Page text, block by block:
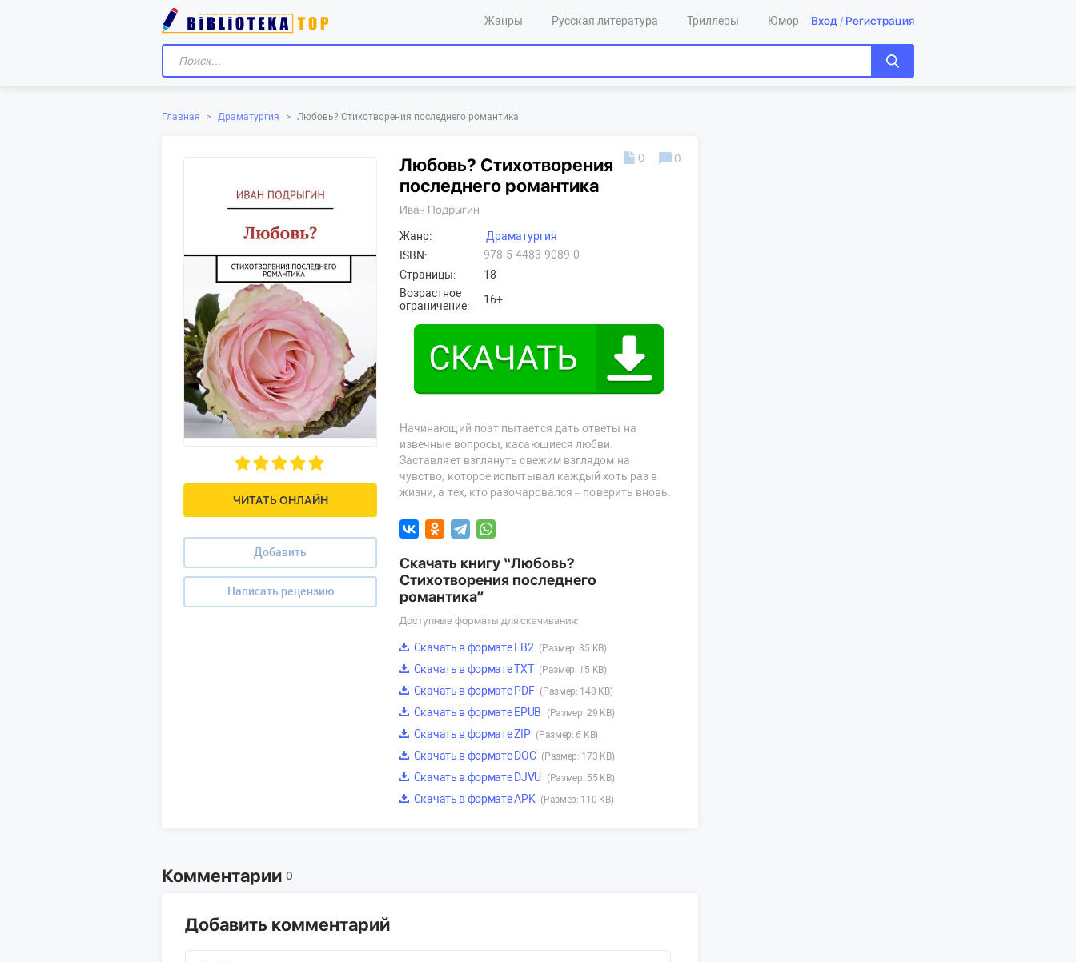
Жанры Русская литература Триллеры Юмор Вход / Регистрация
Главная > Драматургия > Любовь? Стихотворения последнего романтика
ЧИТАТЬ ОНЛАЙН
Добавить
Написать рецензию
Любовь? Стихотворения
последнего романтика
Иван Подрыгин
Жанр:
Драматургия
ISBN:
978-5-4483-9089-0
Страницы:
18
Возрастное
ограничение:
16+
Начинающий поэт пытается дать ответы на
извечные вопросы, касающиеся любви.
Заставляет взглянуть свежим взглядом на
чувство, которое испытывал каждый хоть раз в
жизни, а тех, кто разочаровался – поверить вновь.
0 0
Скачать книгу “Любовь?
Стихотворения последнего
романтика”
Доступные форматы для скачивания:
Скачать в формате FB2 (Размер: 85 KB)
Скачать в формате TXT (Размер: 15 KB)
Скачать в формате PDF (Размер: 148 KB)
Скачать в формате EPUB (Размер: 29 KB)
Скачать в формате ZIP (Размер: 6 KB)
Скачать в формате DOC (Размер: 173 KB)
Скачать в формате DJVU (Размер: 55 KB)
Скачать в формате APK (Размер: 110 KB)
Комментарии 0
Добавить комментарий